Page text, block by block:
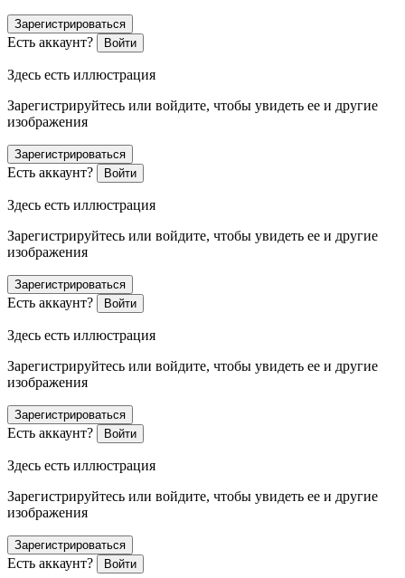
Зарегистрироваться
Есть аккаунт? Войти
Здесь есть иллюстрация
Зарегистрируйтесь или войдите, чтобы увидеть ее и другие
изображения
Зарегистрироваться
Есть аккаунт? Войти
Здесь есть иллюстрация
Зарегистрируйтесь или войдите, чтобы увидеть ее и другие
изображения
Зарегистрироваться
Есть аккаунт? Войти
Здесь есть иллюстрация
Зарегистрируйтесь или войдите, чтобы увидеть ее и другие
изображения
Зарегистрироваться
Есть аккаунт? Войти
Здесь есть иллюстрация
Зарегистрируйтесь или войдите, чтобы увидеть ее и другие
изображения
Зарегистрироваться
Есть аккаунт? Войти